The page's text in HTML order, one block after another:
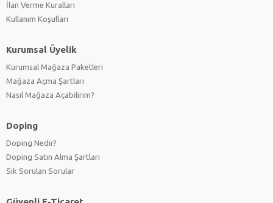
İlan Verme Kuralları
Kullanım Koşulları
Kurumsal Üyelik
Kurumsal Mağaza Paketleri
Mağaza Açma Şartları
Nasıl Mağaza Açabilirim?
Doping
Doping Nedir?
Doping Satın Alma Şartları
Sık Sorulan Sorular